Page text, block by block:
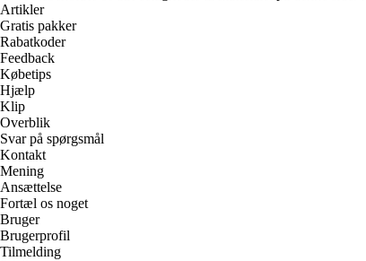
Artikler
Gratis pakker
Rabatkoder
Feedback
Købetips
Hjælp
Klip
Overblik
Svar på spørgsmål
Kontakt
Mening
Ansættelse
Fortæl os noget
Bruger
Brugerprofil
Tilmelding